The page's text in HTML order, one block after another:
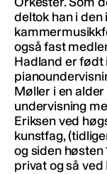
deltok han i
også fast
Hadland er født
Møller i en
undervisning
Eriksen ved
kunstfag,
og siden høsten
privat og så